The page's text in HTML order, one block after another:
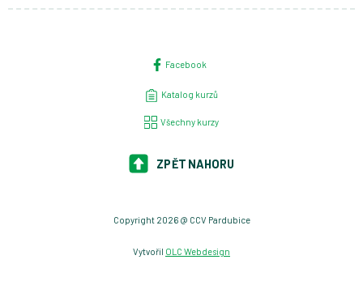
Facebook
Katalog kurzů
Všechny kurzy
ZPĚT NAHORU
Copyright 2026 @ CCV Pardubice
Vytvořil OLC Webdesign